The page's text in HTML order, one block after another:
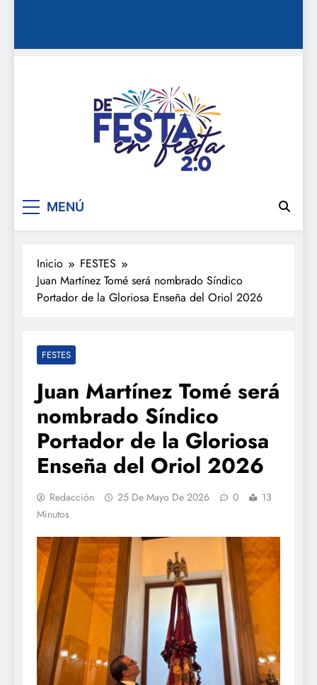
De festa en festa 2.0
MENÚ
Inicio
FESTES
Juan Martínez Tomé será nombrado Síndico
Portador de la Gloriosa Enseña del Oriol 2026
FESTES
Juan Martínez Tomé será
nombrado Síndico
Portador de la Gloriosa
Enseña del Oriol 2026
Redacción 25 De Mayo De 2026 0
13
Minutos